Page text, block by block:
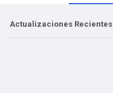
Actualizaciones Recientes